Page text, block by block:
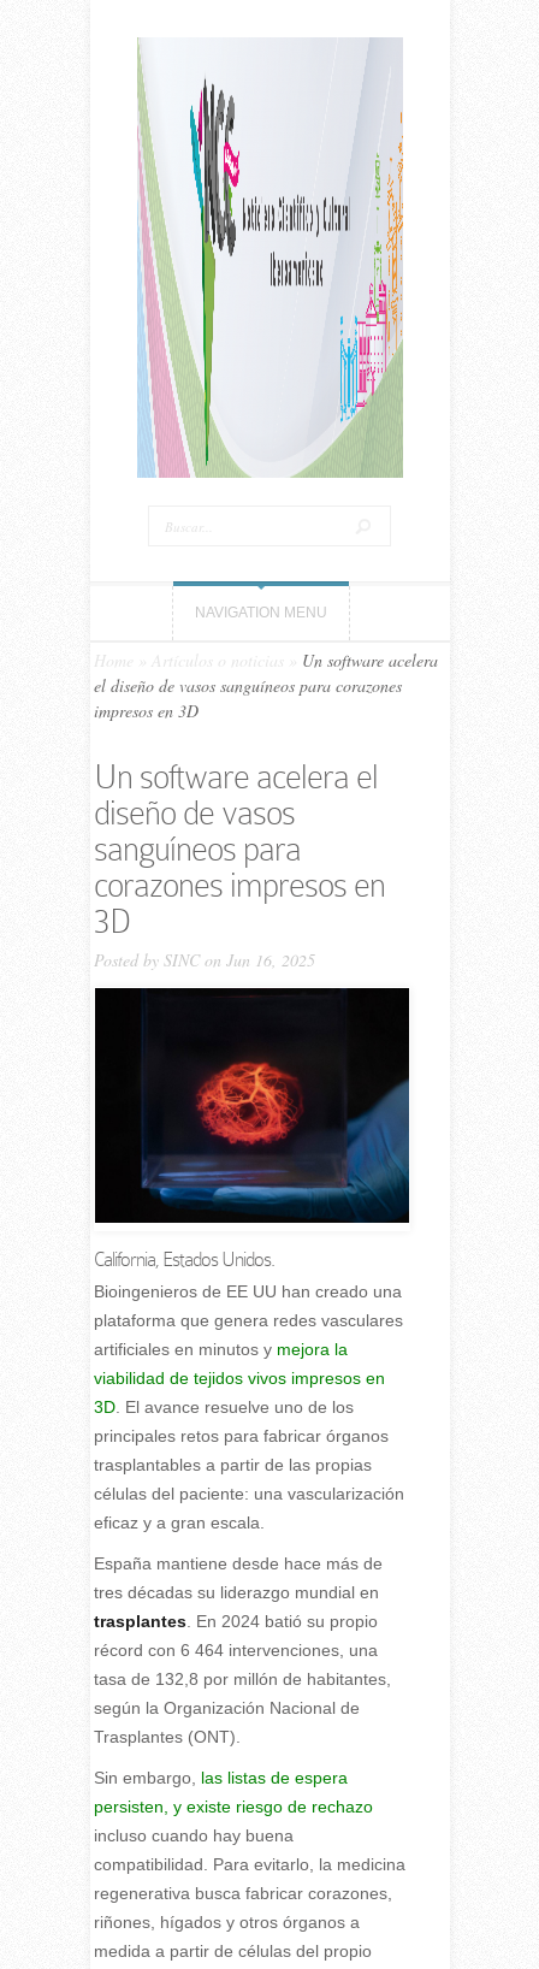
NAVIGATION MENU
Home Artículos o noticias
Un software acelera
el diseño de vasos sanguíneos para corazones
impresos en 3D
Un software acelera el
diseño de vasos
sanguíneos para
corazones impresos en
3D
Posted by SINCon Jun 16, 2025
California, Estados Unidos.
Bioingenieros de EE UU han creado una
plataforma que genera redes vasculares
artificiales en minutos y mejora la
viabilidad de tejidos vivos impresos en
3D. El avance resuelve uno de los
principales retos para fabricar órganos
trasplantables a partir de las propias
células del paciente: una vascularización
eficaz y a gran escala.
España mantiene desde hace más de
tres décadas su liderazgo mundial en
trasplantes. En 2024 batió su propio
récord con 6 464 intervenciones, una
tasa de 132,8 por millón de habitantes,
según la Organización Nacional de
Trasplantes (ONT).
Sin embargo, las listas de espera
persisten, y existe riesgo de rechazo
incluso cuando hay buena
compatibilidad. Para evitarlo, la medicina
regenerativa busca fabricar corazones,
riñones, hígados y otros órganos a
medida a partir de células del propio